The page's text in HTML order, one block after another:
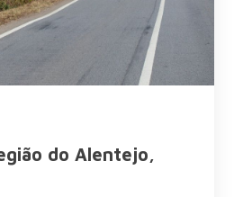
do Alentejo,